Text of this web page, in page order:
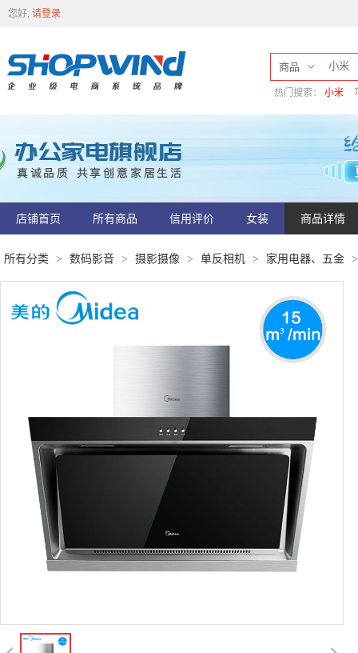
您好, 请登录
商品
热门搜索： 小米
店铺首页 所有商品 信用评价 女装 商品详情
所有分类 > 数码影音 > 摄影摄像 > 单反相机 > 家用电器、五金 >